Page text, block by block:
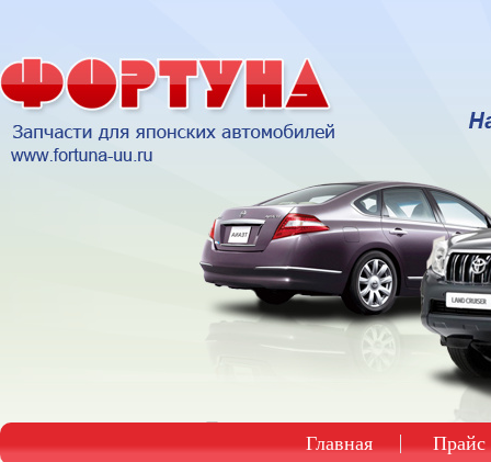
Главная Прайс